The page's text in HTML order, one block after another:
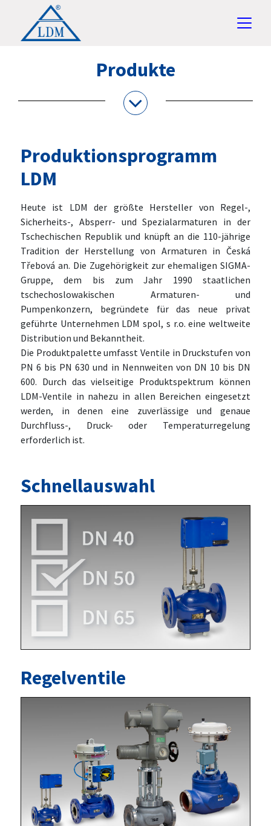
Produkte
Produktionsprogramm
LDM
Heute ist LDM der größte Hersteller von Regel-,
Sicherheits-, Absperr- und Spezialarmaturen in der
Tschechischen Republik und knüpft an die 110-jährige
Tradition der Herstellung von Armaturen in Česká
Třebová an. Die Zugehörigkeit zur ehemaligen SIGMA-
Gruppe, dem bis zum Jahr 1990 staatlichen
tschechoslowakischen Armaturen- und
Pumpenkonzern, begründete für das neue privat
geführte Unternehmen LDM spol, s r.o. eine weltweite
Distribution und Bekanntheit.
Die Produktpalette umfasst Ventile in Druckstufen von
PN 6 bis PN 630 und in Nennweiten von DN 10 bis DN
600. Durch das vielseitige Produktspektrum können
LDM-Ventile in nahezu in allen Bereichen eingesetzt
werden, in denen eine zuverlässige und genaue
Durchfluss-, Druck- oder Temperaturregelung
erforderlich ist.
Schnellauswahl
Regelventile